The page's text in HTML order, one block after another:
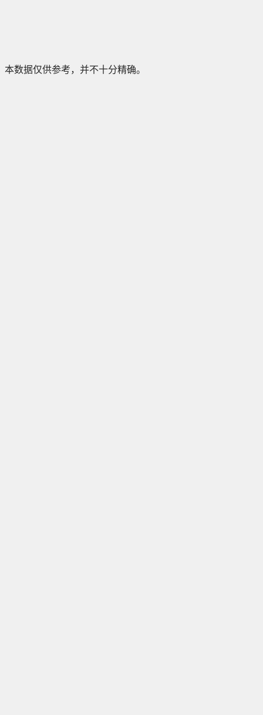
本数据仅供参考，并不十分精确。